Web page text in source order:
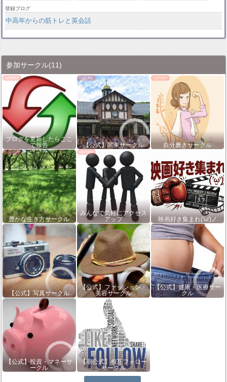
登録ブログ
中高年からの筋トレと英会話
参加サークル(11)
ブログを更新したらここ
で報告
【公式】関東サークル 自分磨きサークル
豊かな生き方サークル
みんなで気軽にアクセス
アップ
映画好き集まれ('ω')ノ
【公式】写真サークル
【公式】ファッション・
美容サークル
【公式】健康・医療サー
クル
【公式】投資・マネーサ
ークル
【非公式】相互フォロー
サークル